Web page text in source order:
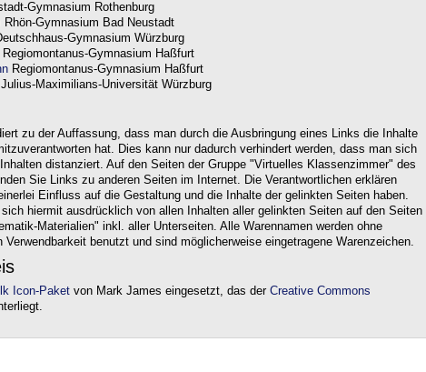
Gymnasium Rothenburg
Rhön-Gymnasium Bad Neustadt
Gymnasium Würzburg
Regiomontanus-Gymnasium Haßfurt
Regiomontanus-Gymnasium Haßfurt
Julius-Maximilians-Universität Würzburg
zu der Auffassung, dass man durch die Ausbringung eines Links die Inhalte
hat. Dies kann nur dadurch verhindert werden, dass man sich
distanziert. Auf den Seiten der Gruppe "Virtuelles Klassenzimmer" des
Sie Links zu anderen Seiten im Internet. Die Verantwortlichen erklären
Einfluss auf die Gestaltung und die Inhalte der gelinkten Seiten haben.
hiermit ausdrücklich von allen Inhalten aller gelinkten Seiten auf den Seiten
Materialien" inkl. aller Unterseiten. Alle Warennamen werden ohne
Verwendbarkeit benutzt und sind möglicherweise eingetragene Warenzeichen.
Icon-Paket von Mark James eingesetzt, das der Creative Commons